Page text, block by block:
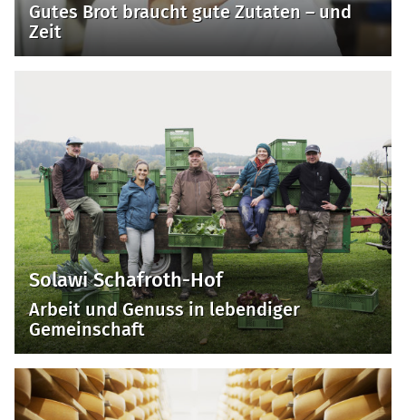
Gutes Brot braucht gute Zutaten – und
Zeit
Solawi Schafroth-Hof
Arbeit und Genuss in lebendiger
Gemeinschaft